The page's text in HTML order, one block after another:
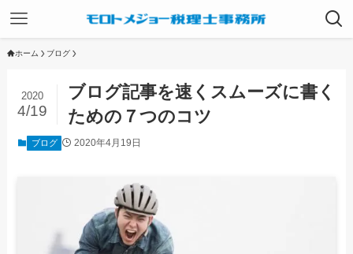
ホーム ブログ
ブログ記事を速くスムーズに書く
ための７つのコツ
2020
4/19
ブログ 2020年4月19日